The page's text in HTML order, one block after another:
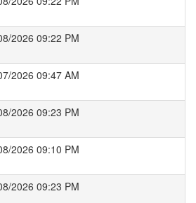
2026 09:22 PM
2026 09:47 AM
2026 09:23 PM
2026 09:10 PM
2026 09:23 PM